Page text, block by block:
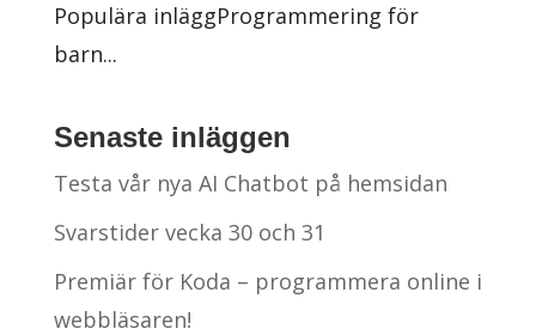
Populära inläggProgrammering för
barn...
Senaste inläggen
Testa vår nya AI Chatbot på hemsidan
Svarstider vecka 30 och 31
Premiär för Koda – programmera online i
webbläsaren!